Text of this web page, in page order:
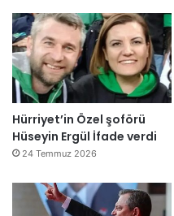
Hürriyet’in Özel şoförü
Hüseyin Ergül İfade verdi
24 Temmuz 2026